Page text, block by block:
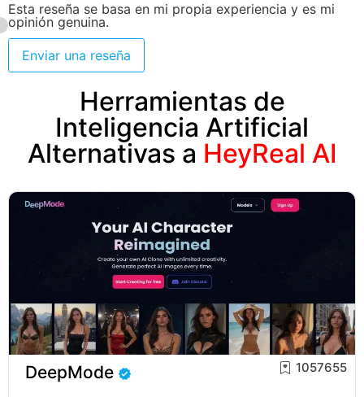
Esta reseña se basa en mi propia experiencia y es mi
opinión genuina.
Enviar una reseña
Herramientas de
Inteligencia Artificial
Alternativas a HeyReal AI
DeepMode 1057655